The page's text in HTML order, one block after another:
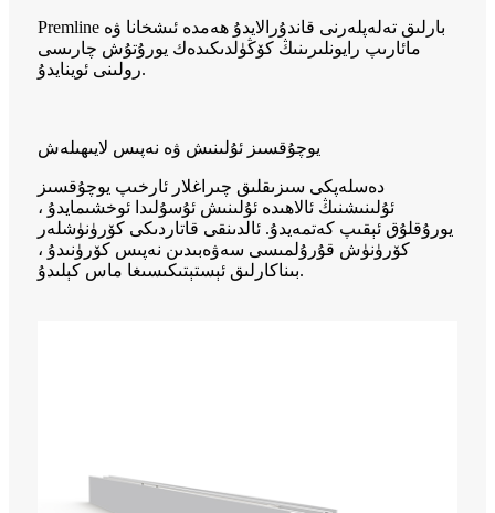
Premline بارلىق تەلەپلەرنى قاندۇرالايدۇ ھەمدە ئىشخانا ۋە
مائارىپ رايونلىرىنىڭ كۆڭۈلدىكىدەك يورۇتۇش چارىسى
رولىنى ئوينايدۇ.
يوچۇقسىز ئۇلىنىش ۋە نەپىس لايىھىلەش
دەسلەپكى سىزىقلىق چىراغلار ئارخىپ يوچۇقسىز
ئۇلىنىشنىڭ ئالاھىدە ئۇلىنىش ئۇسۇلىدا ئوخشىمايدۇ ،
يورۇقلۇق ئېقىپ كەتمەيدۇ. ئالدىنقى قاتاردىكى كۆرۈنۈشلەر
كۆرۈنۈش قۇرۇلمىسى سەۋەبىدىن نەپىس كۆرۈنىدۇ ،
بىناكارلىق ئېستېتىكىسىغا ماس كېلىدۇ.